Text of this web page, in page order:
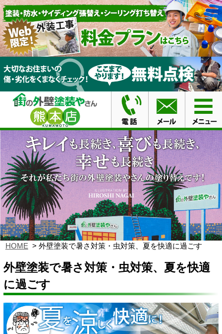
HOME 外壁塗装で暑さ対策・虫対策、夏を快適に過ごす
外壁塗装で暑さ対策・虫対策、夏を快適
に過ごす